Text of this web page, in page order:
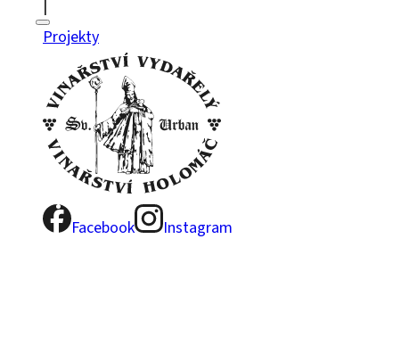
|
Projekty
Facebook Instagram